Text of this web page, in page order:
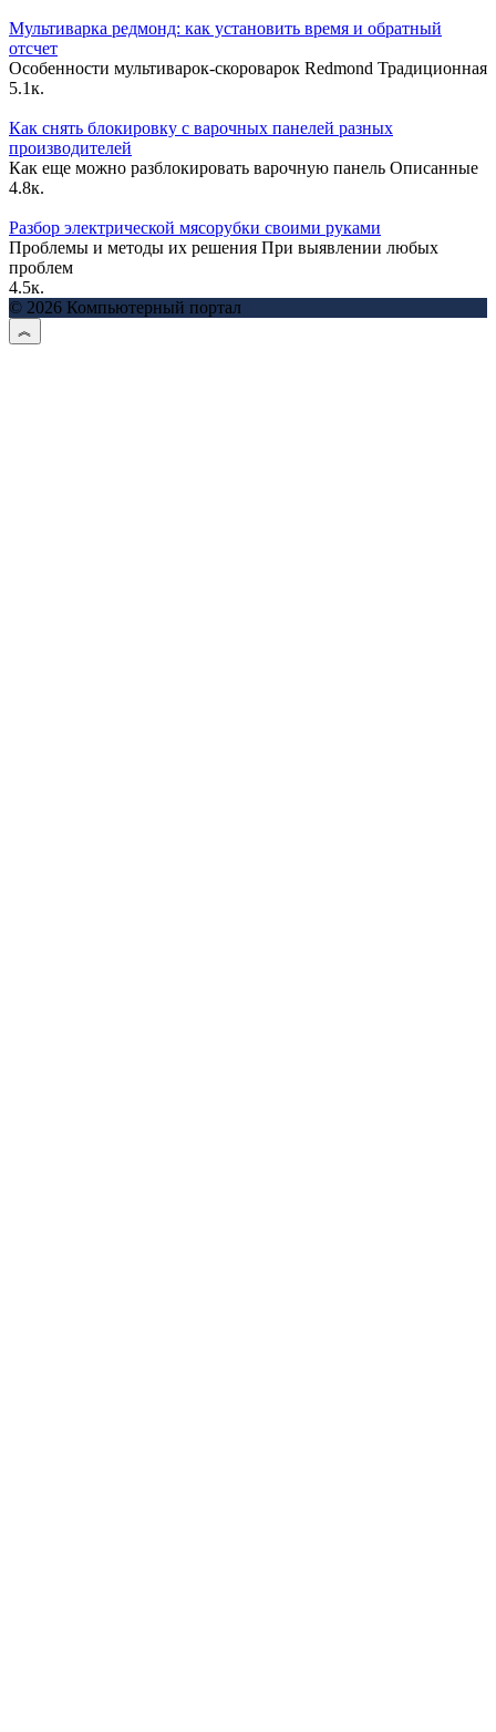
Мультиварка редмонд: как установить время и обратный
отсчет
Особенности мультиварок-скороварок Redmond Традиционная
5.1к.
Как снять блокировку с варочных панелей разных
производителей
Как еще можно разблокировать варочную панель Описанные
4.8к.
Разбор электрической мясорубки своими руками
Проблемы и методы их решения При выявлении любых
проблем
4.5к.
© 2026 Компьютерный портал